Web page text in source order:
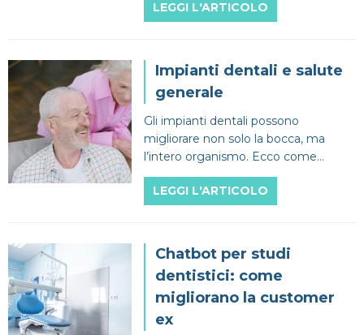
LEGGI L'ARTICOLO
Impianti dentali e salute
generale
Gli impianti dentali possono
migliorare non solo la bocca, ma
l’intero organismo. Ecco come
l’implantologia supporta il benessere
generale.
LEGGI L'ARTICOLO
Chatbot per studi
dentistici: come
migliorano la customer
ex